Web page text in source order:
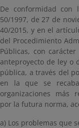
De conformidad
50/1997, de 27 de
40/2015, y en el
del Procedimiento
Públicas, con
anteproyecto de ley o
pública, a través del
en la que se
organizaciones más
por la futura norma,
a) Los problemas que